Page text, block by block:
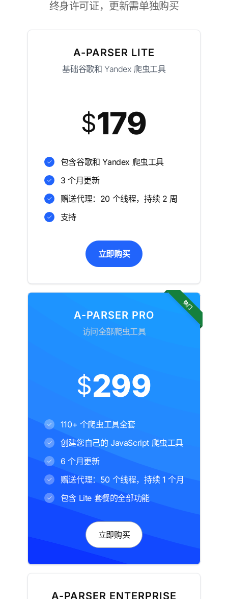
终身许可证，更新需单独购买
A-PARSER LITE
基础谷歌和 Yandex 爬虫工具
$179
包含谷歌和 Yandex 爬虫工具
3 个月更新
赠送代理：20 个线程，持续 2 周
支持
立即购买
热门
A-PARSER PRO
访问全部爬虫工具
$299
110+ 个爬虫工具全套
创建您自己的 JavaScript 爬虫工具
6 个月更新
赠送代理：50 个线程，持续 1 个月
包含 Lite 套餐的全部功能
立即购买
A-PARSER ENTERPRISE